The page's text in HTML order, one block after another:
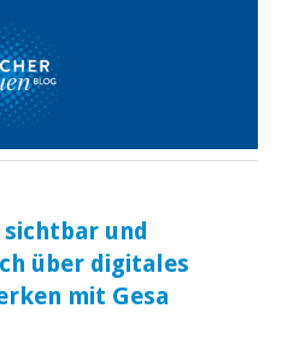
und
über digitales
mit Gesa